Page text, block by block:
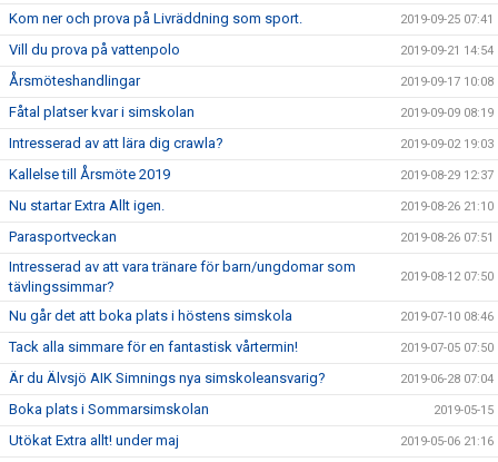
Kom ner och prova på Livräddning som sport. 2019-09-25 07:41
Vill du prova på vattenpolo 2019-09-21 14:54
Årsmöteshandlingar 2019-09-17 10:08
Fåtal platser kvar i simskolan 2019-09-09 08:19
Intresserad av att lära dig crawla? 2019-09-02 19:03
Kallelse till Årsmöte 2019 2019-08-29 12:37
Nu startar Extra Allt igen. 2019-08-26 21:10
Parasportveckan 2019-08-26 07:51
Intresserad av att vara tränare för barn/ungdomar som
tävlingssimmar?
2019-08-12 07:50
Nu går det att boka plats i höstens simskola 2019-07-10 08:46
Tack alla simmare för en fantastisk vårtermin! 2019-07-05 07:50
Är du Älvsjö AIK Simnings nya simskoleansvarig? 2019-06-28 07:04
Boka plats i Sommarsimskolan 2019-05-15
Utökat Extra allt! under maj 2019-05-06 21:16